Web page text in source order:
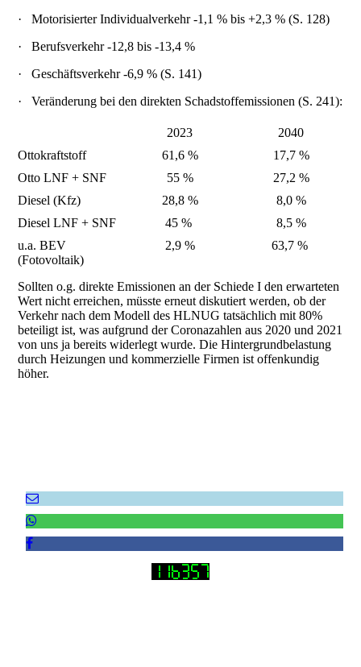
·
Motorisierter Individualverkehr -1,1 % bis +2,3 % (S. 128)
·
Berufsverkehr -12,8 bis -13,4 %
·
Geschäftsverkehr -6,9 % (S. 141)
·
Veränderung bei den direkten Schadstoffemissionen (S. 241):
2023
2040
Ottokraftstoff
61,6 %
17,7 %
Otto LNF + SNF
55 %
27,2 %
Diesel (Kfz)
28,8 %
8,0 %
Diesel LNF + SNF
45 %
8,5 %
u.a. BEV
(Fotovoltaik)
2,9 % 63,7 %
Sollten o.g. direkte Emissionen an der Schiede I den erwarteten
Wert nicht erreichen, müsste erneut diskutiert werden, ob der
Verkehr nach dem Modell des HLNUG tatsächlich mit 80%
beteiligt ist, was aufgrund der Coronazahlen aus 2020 und 2021
von uns ja bereits widerlegt wurde. Die Hintergrundbelastung
durch Heizungen und kommerzielle Firmen ist offenkundig
höher.